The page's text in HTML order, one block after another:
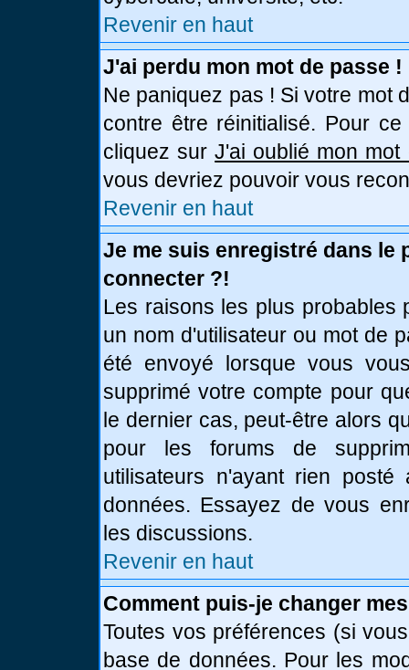
Revenir en haut
J'ai perdu mon mot de passe !
Ne paniquez pas ! Si votre mot
contre être réinitialisé. Pour
cliquez surJ'ai oublié mon mot
vous devriez pouvoir vous
Revenir en haut
Je me suis enregistré dans le
connecter ?!
Les raisons les plus probables
un nom d'utilisateur ou mot de
été envoyé lorsque vous
supprimé votre compte pour
le dernier cas, peut-être alors
pour les forums de
utilisateurs n'ayant rien
données. Essayez de vous
les discussions.
Revenir en haut
Comment puis-je changer
Toutes vos préférences (si
base de données. Pour les